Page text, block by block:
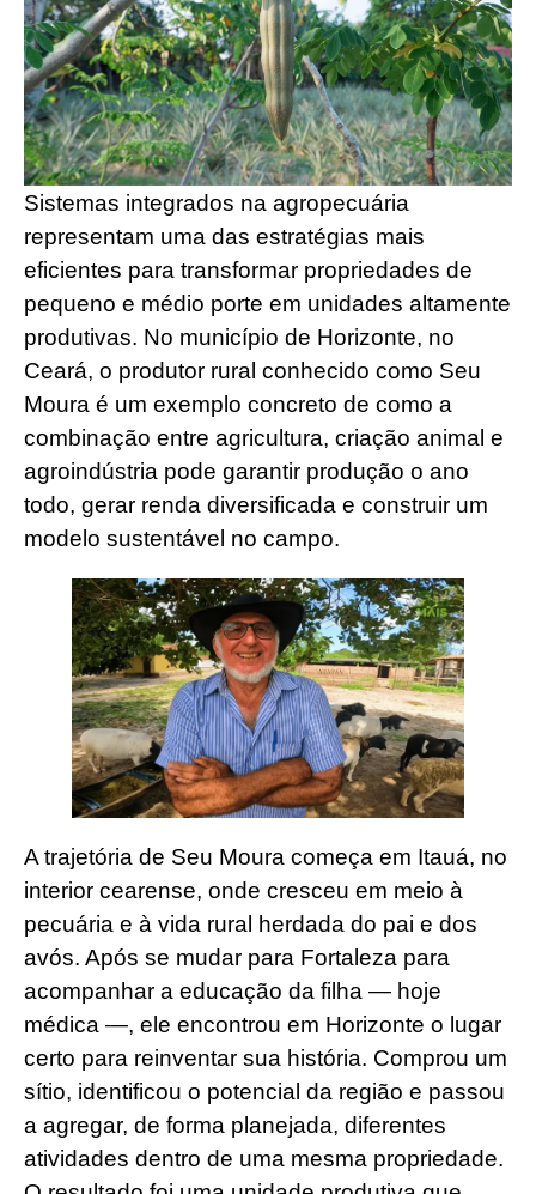
Sistemas integrados na agropecuária
representam uma das estratégias mais
eficientes para transformar propriedades de
pequeno e médio porte em unidades altamente
produtivas. No município de Horizonte, no
Ceará, o produtor rural conhecido como Seu
Moura é um exemplo concreto de como a
combinação entre agricultura, criação animal e
agroindústria pode garantir produção o ano
todo, gerar renda diversificada e construir um
modelo sustentável no campo.
A trajetória de Seu Moura começa em Itauá, no
interior cearense, onde cresceu em meio à
pecuária e à vida rural herdada do pai e dos
avós. Após se mudar para Fortaleza para
acompanhar a educação da filha — hoje
médica —, ele encontrou em Horizonte o lugar
certo para reinventar sua história. Comprou um
sítio, identificou o potencial da região e passou
a agregar, de forma planejada, diferentes
atividades dentro de uma mesma propriedade.